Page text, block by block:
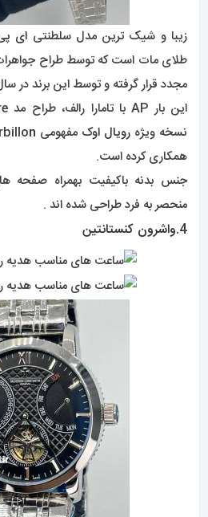
زیبا و شیک ترین مدل سلطنتی ای
طلای مات است که توسط طراح جواهرات
مجدد قرار گرفته و توسط این برند در سال 2016 اقتباس شده
نسخه ویژه رویال اوک مفهومی Tourbillo n
همکاری کرده است.
جنس بدنه باکیفیت بهمراه صفحه
منحصر به فرد طراحی شده اند .
4. واشرون کنستانتین